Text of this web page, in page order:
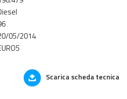
05/2014
Scarica scheda tecnica